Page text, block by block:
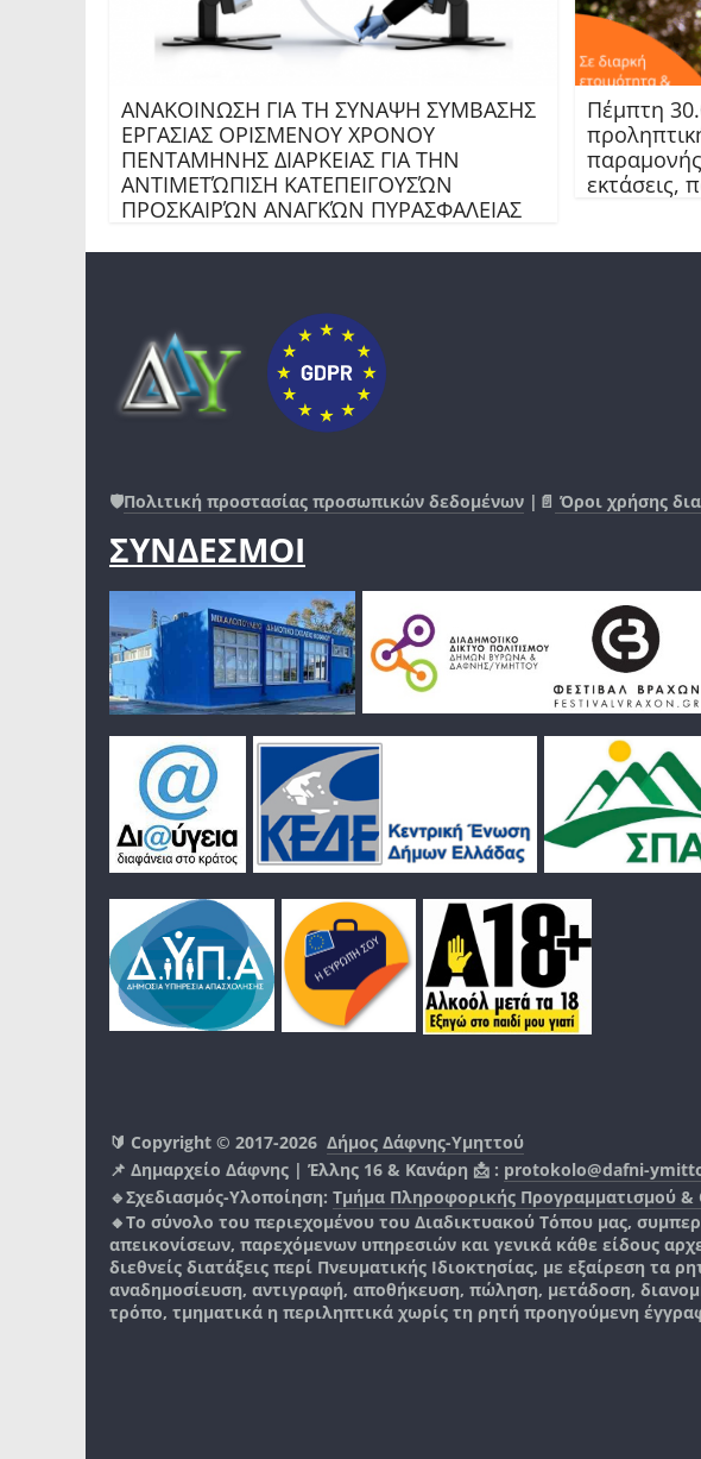
ΑΝΑΚΟΙΝΩΣΗ ΓΙΑ ΤΗ ΣΥΝΑΨΗ ΣΥΜΒΑΣΗΣ
ΕΡΓΑΣΙΑΣ ΟΡΙΣΜΕΝΟΥ ΧΡΟΝΟΥ
ΠΕΝΤΑΜΗΝΗΣ ΔΙΑΡΚΕΙΑΣ ΓΙΑ ΤΗΝ
ΑΝΤΙΜΕΤΏΠΙΣΗ ΚΑΤΕΠΕΙΓΟΥΣΏΝ
ΠΡΟΣΚΑΙΡΏΝ ΑΝΑΓΚΏΝ ΠΥΡΑΣΦΑΛΕΙΑΣ
Πέμπτη
παραμονής
εκτάσεις,
🛡️Πολιτική προστασίας προσωπικών δεδομένων |📄 Όροι χρήσης
ΣΥΝΔΕΣΜΟΙ
🔰 Copyright © 2017-2026 Δήμος Δάφνης-Υμηττού
📌 Δημαρχείο Δάφνης | Έλλης 16 & Κανάρη 📩 : protokolo@dafni-
🔹Σχεδιασμός-Υλοποίηση: Τμήμα Πληροφορικής Προγραμματισμού
🔸Το σύνολο του περιεχομένου του Διαδικτυακού Τόπου μας,
απεικονίσεων, παρεχόμενων υπηρεσιών και γενικά κάθε είδους
διεθνείς διατάξεις περί Πνευματικής Ιδιοκτησίας, με εξαίρεση τα
αναδημοσίευση, αντιγραφή, αποθήκευση, πώληση, μετάδοση,
τρόπο, τμηματικά η περιληπτικά χωρίς τη ρητή προηγούμενη